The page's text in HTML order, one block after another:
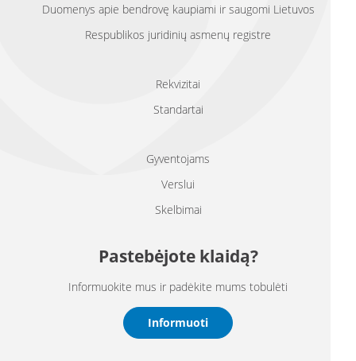
Duomenys apie bendrovę kaupiami ir saugomi Lietuvos
Respublikos juridinių asmenų registre
Rekvizitai
Standartai
Gyventojams
Verslui
Skelbimai
Pastebėjote klaidą?
Informuokite mus ir padėkite mums tobulėti
Informuoti